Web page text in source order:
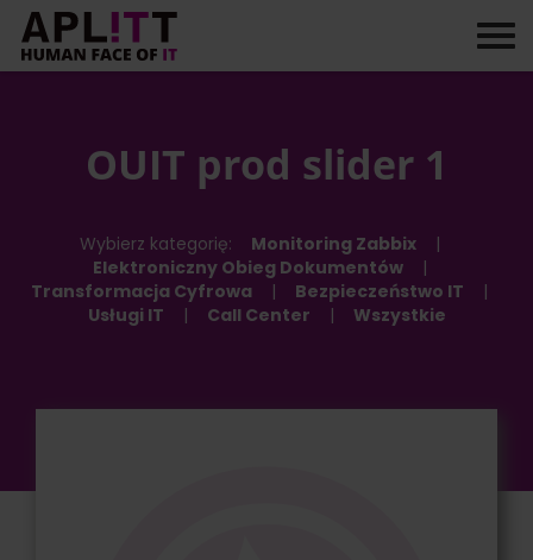
Skip
content
OUIT prod slider 1
Wybierz kategorię: Monitoring Zabbix
|
Elektroniczny Obieg Dokumentów
|
Transformacja Cyfrowa
| Bezpieczeństwo IT
|
Usługi IT
| Call Center | Wszystkie